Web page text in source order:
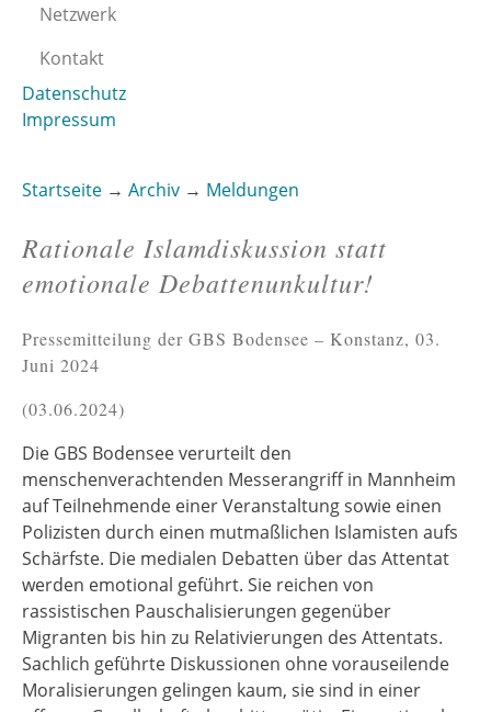
Netzwerk
Kontakt
Datenschutz
Impressum
Startseite → Archiv → Meldungen
Rationale Islamdiskussion statt
emotionale Debattenunkultur!
Pressemitteilung der GBS Bodensee – Konstanz, 03.
Juni 2024
03.06.2024
Die GBS Bodensee verurteilt den
menschenverachtenden Messerangriff in Mannheim
auf Teilnehmende einer Veranstaltung sowie einen
Polizisten durch einen mutmaßlichen Islamisten aufs
Schärfste. Die medialen Debatten über das Attentat
werden emotional geführt. Sie reichen von
rassistischen Pauschalisierungen gegenüber
Migranten bis hin zu Relativierungen des Attentats.
Sachlich geführte Diskussionen ohne vorauseilende
Moralisierungen gelingen kaum, sie sind in einer